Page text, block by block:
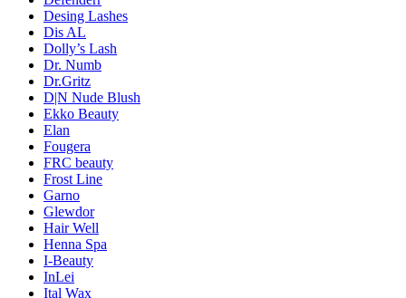
Desing Lashes
Dis AL
Dolly’s Lash
Dr. Numb
Dr.Gritz
D|N Nude Blush
Ekko Beauty
Elan
Fougera
FRC beauty
Frost Line
Garno
Glewdor
Hair Well
Henna Spa
I-Beauty
InLei
Ital Wax